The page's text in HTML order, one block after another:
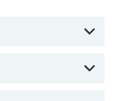
in Berlijn, op 5